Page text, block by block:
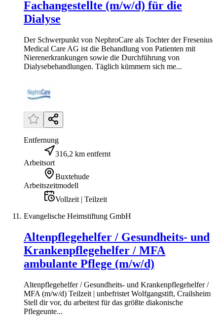
Fachangestellte (m/w/d) für die
Dialyse
Der Schwerpunkt von NephroCare als Tochter der Fresenius
Medical Care AG ist die Behandlung von Patienten mit
Nierenerkrankungen sowie die Durchführung von
Dialysebehandlungen. Täglich kümmern sich me...
Entfernung
316,2 km entfernt
Arbeitsort
Buxtehude
Arbeitszeitmodell
Vollzeit | Teilzeit
Evangelische Heimstiftung GmbH
Altenpflegehelfer / Gesundheits- und
Krankenpflegehelfer / MFA
ambulante Pflege (m/w/d)
Altenpflegehelfer / Gesundheits- und Krankenpflegehelfer /
MFA (m/w/d) Teilzeit | unbefristet Wolfgangstift, Crailsheim
Stell dir vor, du arbeitest für das größte diakonische
Pflegeunte...